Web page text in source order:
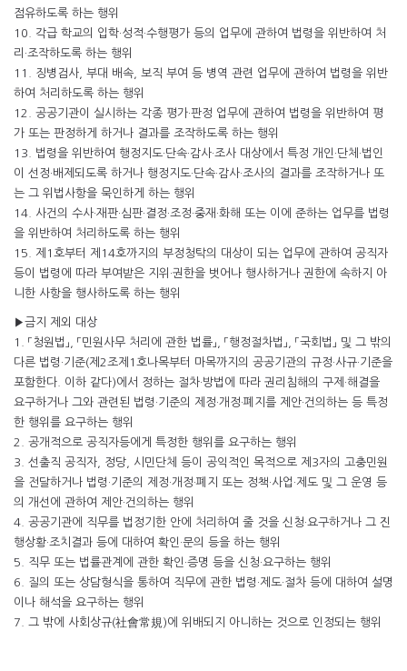
점유하도록 하는 행위
10. 각급 학교의 입학·성적·수행평가 등의 업무에 관하여 법령을 위반하여 처
리·조작하도록 하는 행위
11. 징병검사, 부대 배속, 보직 부여 등 병역 관련 업무에 관하여 법령을 위반
하여 처리하도록 하는 행위
12. 공공기관이 실시하는 각종 평가·판정 업무에 관하여 법령을 위반하여 평
가 또는 판정하게 하거나 결과를 조작하도록 하는 행위
13. 법령을 위반하여 행정지도·단속·감사·조사 대상에서 특정 개인·단체·법인
이 선정·배제되도록 하거나 행정지도·단속·감사·조사의 결과를 조작하거나 또
는 그 위법사항을 묵인하게 하는 행위
14. 사건의 수사·재판·심판·결정·조정·중재·화해 또는 이에 준하는 업무를 법령
을 위반하여 처리하도록 하는 행위
15. 제1호부터 제14호까지의 부정청탁의 대상이 되는 업무에 관하여 공직자
등이 법령에 따라 부여받은 지위·권한을 벗어나 행사하거나 권한에 속하지 아
니한 사항을 행사하도록 하는 행위
▶금지 제외 대상
1. 「청원법」, 「민원사무 처리에 관한 법률」, 「행정절차법」, 「국회법」 및 그 밖의
다른 법령·기준(제2조제1호나목부터 마목까지의 공공기관의 규정·사규·기준을
포함한다. 이하 같다)에서 정하는 절차·방법에 따라 권리침해의 구제·해결을
요구하거나 그와 관련된 법령·기준의 제정·개정·폐지를 제안·건의하는 등 특정
한 행위를 요구하는 행위
2. 공개적으로 공직자등에게 특정한 행위를 요구하는 행위
3. 선출직 공직자, 정당, 시민단체 등이 공익적인 목적으로 제3자의 고충민원
을 전달하거나 법령·기준의 제정·개정·폐지 또는 정책·사업·제도 및 그 운영 등
의 개선에 관하여 제안·건의하는 행위
4. 공공기관에 직무를 법정기한 안에 처리하여 줄 것을 신청·요구하거나 그 진
행상황·조치결과 등에 대하여 확인·문의 등을 하는 행위
5. 직무 또는 법률관계에 관한 확인·증명 등을 신청·요구하는 행위
6. 질의 또는 상담형식을 통하여 직무에 관한 법령·제도·절차 등에 대하여 설명
이나 해석을 요구하는 행위
7. 그 밖에 사회상규(社會常規)에 위배되지 아니하는 것으로 인정되는 행위